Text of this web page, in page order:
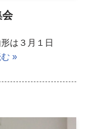
会
は３月１日
»